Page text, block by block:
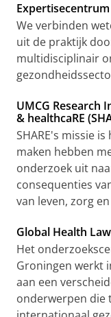
We verbinden
uit de praktijk
multidisciplinair
UMCG Research
& healthcaRE
SHARE's missie
maken hebben
onderzoek uit
consequenties
van leven, zorg
Global Health
Het
Groningen werkt
aan een
onderwerpen die